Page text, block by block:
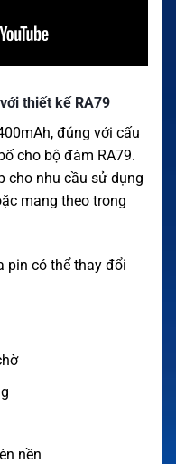
thiết kế RA79
đúng với cấu
cho bộ đàm RA79.
cho nhu cầu sử dụng
mang theo trong
pin có thể thay đổi
nền